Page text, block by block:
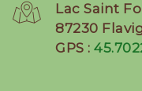
Lac Saint
87230
GPS :